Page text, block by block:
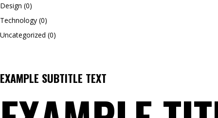
Design (0)
Technology (0)
Uncategorized (0)
EXAMPLE SUBTITLE TEXT